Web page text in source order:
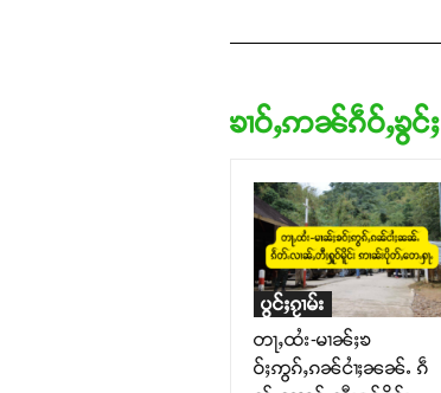
ၶၢဝ်ႇဢၼ်ၵဵဝ်ႇၶွင်ႈ
ပွင်ႈၵႂၢမ်း
တႃႇထႆး-မၢၼ်ႈၶ
ဝ်ႈဢွၵ်ႇၵၼ်ငၢႆႈၼၼ်ႉ ၵဵ